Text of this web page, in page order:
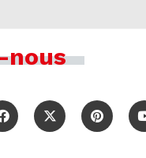
nous